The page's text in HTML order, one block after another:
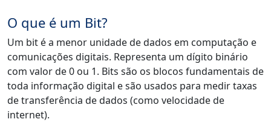
O que é um Bit?
Um bit é a menor unidade de dados em computação e
comunicações digitais. Representa um dígito binário
com valor de 0 ou 1. Bits são os blocos fundamentais de
toda informação digital e são usados para medir taxas
de transferência de dados (como velocidade de
internet).